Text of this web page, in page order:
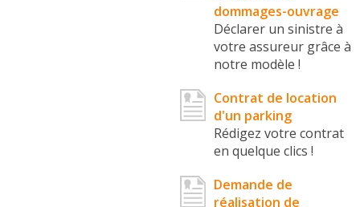
dommages-ouvrage
Déclarer un sinistre à
votre assureur grâce à
notre modèle !
Contrat de location
d'un parking
Rédigez votre contrat
en quelque clics !
Demande de
réalisation de